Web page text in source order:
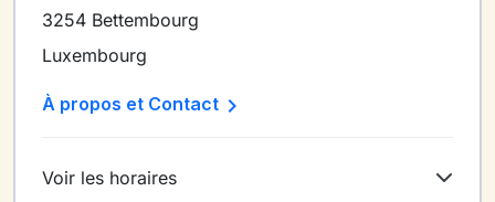
3254 Bettembourg
Luxembourg
À propos et Contact 
Voir les horaires